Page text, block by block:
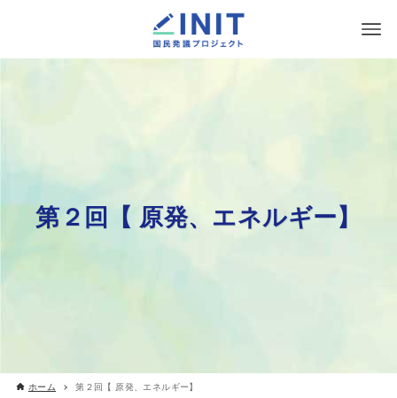
第２回【 原発、エネルギー】
ホーム 第２回【 原発、エネルギー】